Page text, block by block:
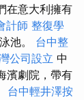
在意大利擁有
計師 整復學
池。 台中整
公司設立 中
濱劇院，帶有
台中輕井澤按